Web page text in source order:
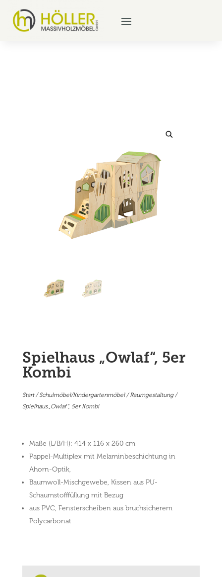
Spielhaus „Owlaf“, 5er
Kombi
Start/Schulmöbel/Kindergartenmöbel/Raumgestaltung/
Spielhaus „Owlaf“, 5er Kombi
Maße (L/B/H): 414 x 116 x 260 cm
Pappel-Multiplex mit Melaminbeschichtung in
Ahorn-Optik,
Baumwoll-Mischgewebe, Kissen aus PU-
Schaumstofffüllung mit Bezug
aus PVC, Fensterscheiben aus bruchsicherem
Polycarbonat